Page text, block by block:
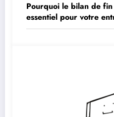
Pourquoi le bilan de fin
essentiel pour votre